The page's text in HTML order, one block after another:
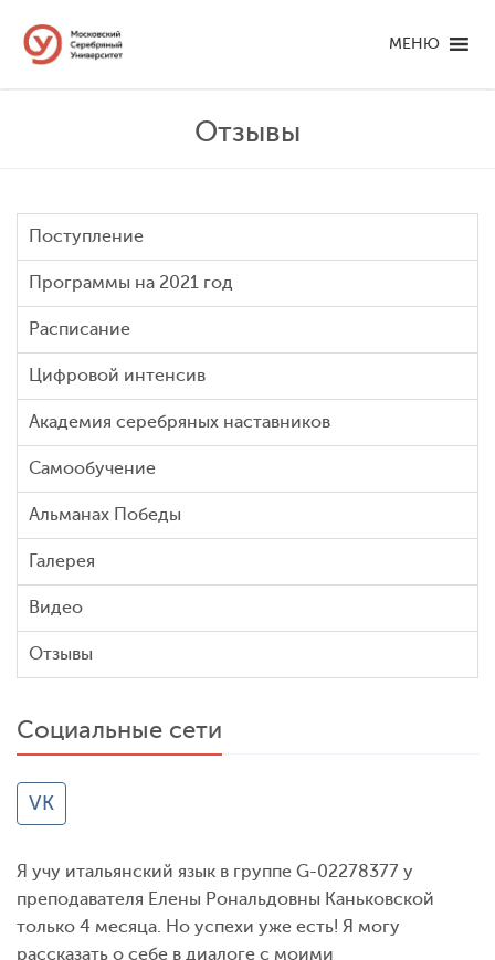
МЕНЮ
Отзывы
Поступление
Программы на 2021 год
Расписание
Цифровой интенсив
Академия серебряных наставников
Самообучение
Альманах Победы
Галерея
Видео
Отзывы
Социальные сети
VK
Я учу итальянский язык в группе G-02278377 у
преподавателя Елены Рональдовны Каньковской
только 4 месяца. Но успехи уже есть! Я могу
рассказать о себе в диалоге с моими